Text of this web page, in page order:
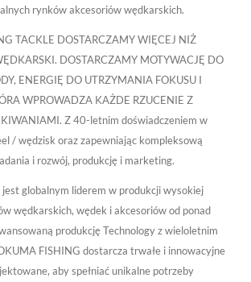
rynków akcesoriów wędkarskich.
TACKLE DOSTARCZAMY WIĘCEJ NIŻ
DOSTARCZAMY MOTYWACJĘ DO
ENERGIĘ DO UTRZYMANIA FOKUSU I
WPROWADZA KAŻDE RZUCENIE Z
Z 40-letnim doświadczeniem w
/ wędzisk oraz zapewniając kompleksową
i rozwój, produkcję i marketing.
globalnym liderem w produkcji wysokiej
wędkarskich, wędek i akcesoriów od ponad
produkcję Technology z wieloletnim
FISHING dostarcza trwałe i innowacyjne
aby spełniać unikalne potrzeby